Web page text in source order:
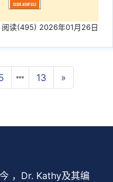
阅读(495) 2026年01月26日
13 »
，Dr. Kathy及其编